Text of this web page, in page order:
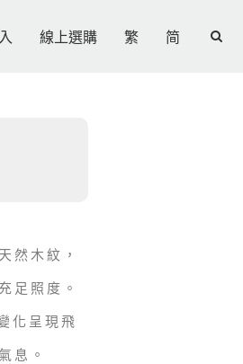
線上選購 繁 简
然木紋，
足照度。
化呈現飛
息。